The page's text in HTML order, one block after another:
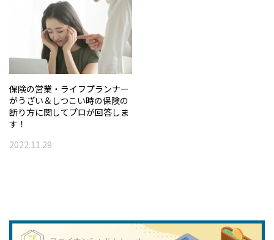
保険の営業・ライフプランナー
がうざい＆しつこい時の保険の
断り方に関してプロが回答しま
す！
2022.11.29